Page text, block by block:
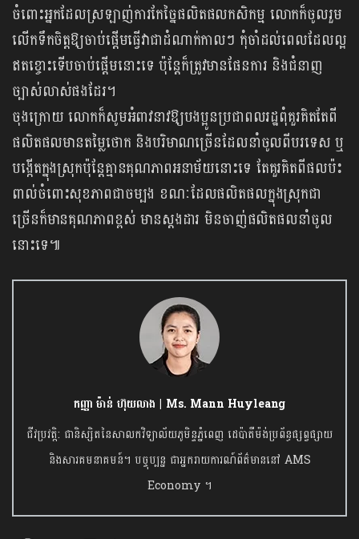
ចំពោះអ្នកដែលស្រឡាញ់ការកែច្នៃផលិតផលកសិកម្ម លោកក៏ចូលរួម
លើកទឹកចិត្តឱ្យចាប់ផ្ដើមធ្វើវាជាដំណាក់កាលៗ កុំចាំដល់ពេលដែលល្អ
ឥតខ្ចោះទើបចាប់ផ្តើមនោះទេ ប៉ុន្តែក៏ត្រូវមានផែនការ និងជំនាញ
ច្បាស់លាស់ផងដែរ។
ចុងក្រោយ លោកក៏សូមអំពាវនាវឱ្យបងប្អូនប្រជាពលរដ្ឋពុំគួរគិតតែពី
ផលិតផលមានតម្លៃថោក និងបរិមាណច្រើនដែលនាំចូលពីបរទេស ឬ
បង្កើតក្នុងស្រុកប៉ុន្តែគ្មានគុណភាពអនាម័យនោះទេ តែគួរគិតពីផលប៉ះ
ពាល់ចំពោះសុខភាពជាចម្បង ខណៈដែលផលិតផលក្នុងស្រុកជា
ច្រើនក៏មានគុណភាពខ្ពស់ មានស្ដងដារ មិនចាញ់ផលិតផលនាំចូល
នោះទេ៕
កញ្ញា ម៉ាន់ ហ៊ុយលាង | Ms. Mann Huyleang
ជីវប្រវត្តិ: ជានិស្សិតនៃសាលកវិទ្យាល័យភូមិន្ទភ្នំពេញ ដេប៉ាតឺម៉ង់ប្រព័ន្ធផ្សព្វផ្សាយ
និងសារគមនាគមន៍។ បច្ចុប្បន្ន ជាអ្នករាយការណ៍ព័ត៌មាននៅ AMS
Economy ។